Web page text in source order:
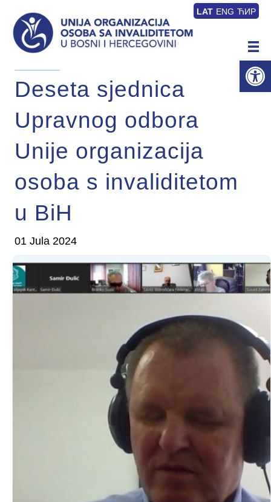
LAT ENG ЋИР
Deseta sjednica
Upravnog odbora
Unije organizacija
osoba s invaliditetom
u BiH
01 Jula 2024